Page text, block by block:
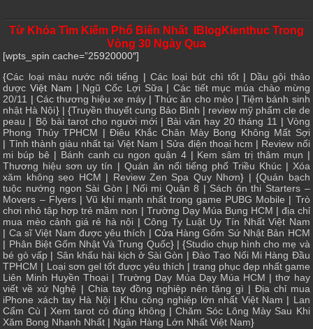
Từ Khóa Tìm Kiếm Phổ Biến Nhất IBlogKienthuc Trong
Vòng 30 Ngày Qua
[wpts_spin cache=”25920000″]
{Các loại màu nước nổi tiếng | Các loại bút chì tốt| Dầu gội thảo
dược Việt Nam | Ngũ Cốc Lợi Sữa | Các tiết mục múa chào mừng
20/11 | Các thương hiệu xe máy|Thức ăn cho mèo|Tiệm bánh sinh
nhật Hà Nội} | {Truyền thuyết cung Bảo Bình | review mỹ phẩm cle de
peau | Bộ bài tarot cho người mới| Bài văn hay 20 tháng 11 | Vòng
Phong Thủy TPHCM |Điêu Khắc Chân Mày Bong Không Mất Sợi
| Tỉnh thành giàu nhất tại Việt Nam | Sửa điện thoại hcm | Review nối
mi búp bê | Bánh canh cu ngon quận 4| Kem sâm trị thâm mụn |
Thương hiệu sơn uy tín | Quán ăn nổi tiếng phố Triều Khúc| Xóa
xăm không sẹo HCM | Review Zen Spa Quy Nhơn} | {Quán bạch
tuộc nướng ngon Sài Gòn | Nối mi Quận 8 | Sách ôn thi Starters –
Movers – Flyers| Vũ khí mạnh nhất trong game PUBG Mobile | Trò
chơi nhỏ tập hợp trẻ mầm non | Trường Dạy Múa Bụng HCM | địa chỉ
mua mèo cảnh giá rẻ hà nội |Công Ty Luật Uy Tín Nhất Việt Nam
| Ca sĩ Việt Nam được yêu thích | Cửa Hàng Gốm Sứ Nhật Bản HCM
| Phân Biệt Gốm Nhật Và Trung Quốc} | {Studio chụp hình cho mẹ và
bé gò vấp | Sân khấu hài kịch ở Sài Gòn |Đào Tạo Nối Mi Hàng Đầu
TPHCM | Loại sơn gel tốt được yêu thích | trang phục đẹp nhất game
Liên Minh Huyền Thoại|Trường Dạy Múa Dạy Múa HCM |thơ hay
viết về xứ Nghệ | Chia tay đồng nghiệp nên tặng gì | Địa chỉ mua
iPhone xách tay Hà Nội| Khu công nghiệp lớn nhất Việt Nam | Lan
Cẩm Cù | Xem tarot có đúng không |Chăm Sóc Lông Mày Sau Khi
Xăm Bong Nhanh Nhất | Ngân Hàng Lớn Nhất Việt Nam}